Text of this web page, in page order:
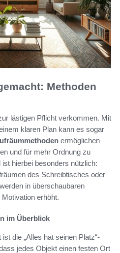
Methoden
lästigen Pflicht verkommen. Mit
klaren Plan kann es sogar
ermöglichen
und für mehr Ordnung zu
hierbei besonders nützlich:
des Schreibtisches oder
in überschaubaren
erhöht.
im Überblick
die „Alles hat seinen Platz“-
jedes Objekt einen festen Ort